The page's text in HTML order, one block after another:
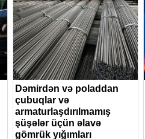
Dəmirdən və poladdan
çubuqlar və
armaturlaşdırılmamış
şüşələr üçün əlavə
gömrük yığımları